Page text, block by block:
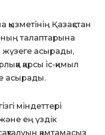
Қазақстан
талаптарына
жүзеге асырады,
қарсы іс-қимыл
асырады.
міндеттері
ең үздік
қамтамасыз